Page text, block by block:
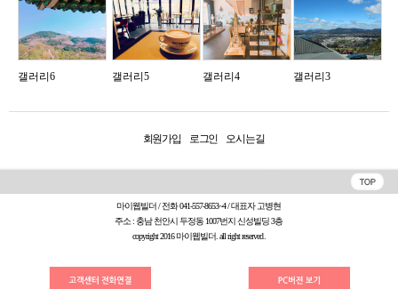
갤러리6 갤러리5 갤러리4 갤러리3
회원가입 로그인 오시는길
마이웹빌더 / 전화 041-557-8653~4 / 대표자 고병현
주소 : 충남 천안시 두정동 1007번지 신성빌딩 3층
copyright 2016 마이웹빌더. all right reserved.